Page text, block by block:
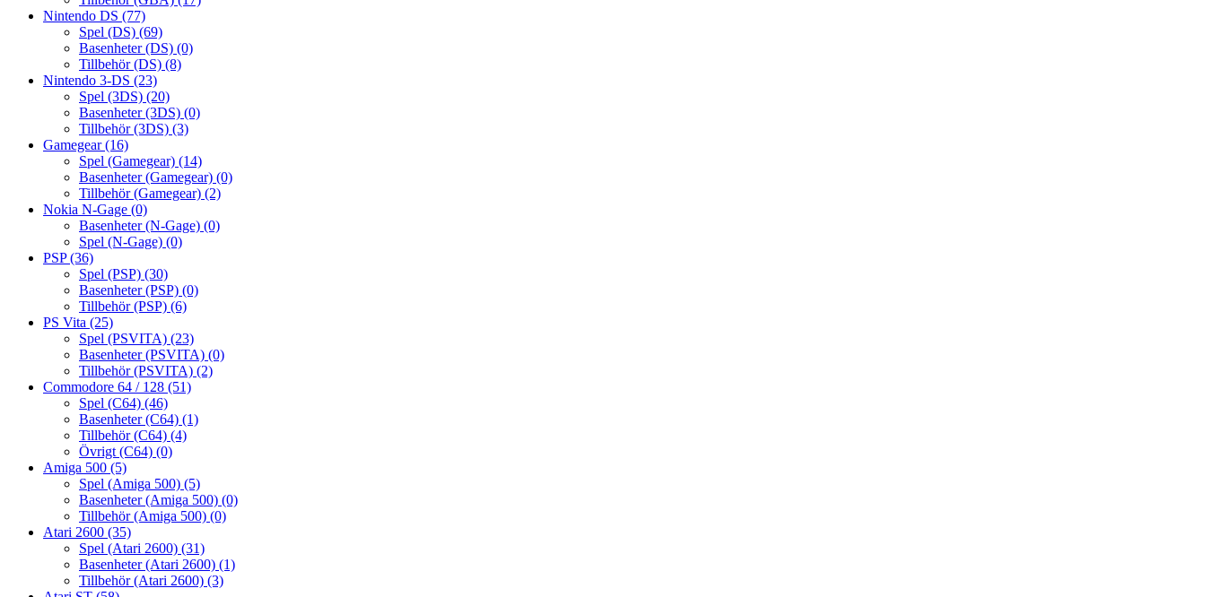
Nintendo DS (77)
Spel (DS) (69)
Basenheter (DS) (0)
Tillbehör (DS) (8)
Nintendo 3-DS (23)
Spel (3DS) (20)
Basenheter (3DS) (0)
Tillbehör (3DS) (3)
Gamegear(16)
Spel (Gamegear) (14)
Basenheter (Gamegear) (0)
Tillbehör (Gamegear) (2)
Nokia N-Gage (0)
Basenheter (N-Gage) (0)
Spel (N-Gage) (0)
PSP(36)
Spel (PSP) (30)
Basenheter (PSP) (0)
Tillbehör (PSP) (6)
PS Vita (25)
Spel (PSVITA) (23)
Basenheter (PSVITA) (0)
Tillbehör (PSVITA) (2)
Commodore 64 / 128 (51)
Spel (C64) (46)
Basenheter (C64) (1)
Tillbehör (C64) (4)
Övrigt (C64) (0)
Amiga 500 (5)
Spel (Amiga 500) (5)
Basenheter (Amiga 500) (0)
Tillbehör (Amiga 500) (0)
Atari 2600 (35)
Spel (Atari 2600) (31)
Basenheter (Atari 2600) (1)
Tillbehör (Atari 2600) (3)